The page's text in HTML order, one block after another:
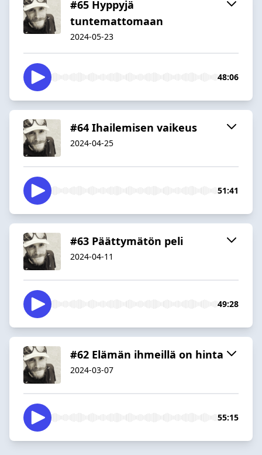
#65 Hyppyjä
tuntemattomaan
2024-05-23
48:06
#64 Ihailemisen vaikeus
2024-04-25
51:41
#63 Päättymätön peli
2024-04-11
49:28
#62 Elämän ihmeillä on hinta
2024-03-07
55:15